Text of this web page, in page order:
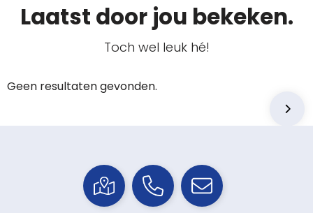
Laatst door jou bekeken.
Toch wel leuk hé!
Geen resultaten gevonden.